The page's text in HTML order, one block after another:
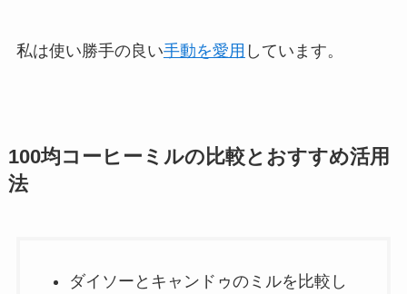
私は使い勝手の良い手動を愛用 しています。
100均コーヒーミルの比較とおすすめ活用
法
ダイソーとキャンドゥのミルを比較し